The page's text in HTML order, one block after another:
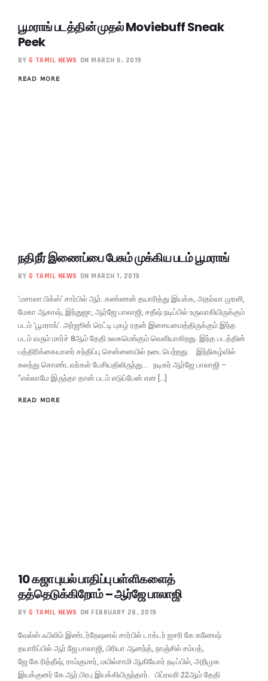
பூமராங் படத்தின் முதல் Moviebuff Sneak
Peek
BY G TAMIL NEWS ON MARCH 5, 2019
READ MORE
நதிநீர் இணைப்பை பேசும் முக்கிய படம் பூமராங்
BY G TAMIL NEWS ON MARCH 1, 2019
‘மசாலா பிக்ஸ்’ சார்பில் ஆர். கண்ணன் தயாரித்து இயக்க, அதர்வா முரளி,
மேகா ஆகாஷ், இந்துஜா, ஆர்ஜே பாலாஜி, சதீஷ் நடிப்பில் உருவாகியிருக்கும்
படம் ‘பூமராங்’. அர்ஜூன் ரெட்டி புகழ் ரதன் இசையமைத்திருக்கும் இந்த
படம் வரும் மார்ச் 8ஆம் தேதி உலகமெங்கும் வெளியாகிறது. இந்த படத்தின்
பத்திரிக்கையாளர் சந்திப்பு சென்னையில் நடைபெற்றது. இந்நிகழ்வில்
கலந்து கொண்டவர்கள் பேசியதிலிருந்து… நடிகர் ஆர்ஜே பாலாஜி –
“எல்லாமே இருந்தா தான் படம் எடுப்பேன் என […]
READ MORE
10 கஜா புயல் பாதிப்பு பள்ளிகளைத்
தத்தெடுக்கிறோம் – ஆர்ஜே பாலாஜி
BY G TAMIL NEWS ON FEBRUARY 28, 2019
வேல்ஸ் ஃபிலிம் இண்டர்நேஷனல் சார்பில் டாக்டர் ஐசரி கே கணேஷ்
தயாரிப்பில் ஆர்.ஜே.பாலாஜி, பிரியா ஆனந்த், நாஞ்சில் சம்பத்,
ஜே.கே.ரித்தீஷ், ராம்குமார், மயில்சாமி ஆகியோர் நடிப்பில், அறிமுக
இயக்குனர் கே.ஆர்.பிரபு இயக்கியிருந்தார். பிப்ரவரி 22ஆம் தேதி